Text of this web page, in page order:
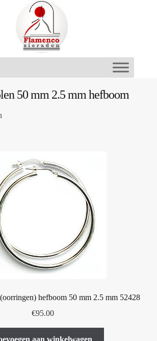
50 mm 2.5 mm hefboom
hefboom 50 mm 2.5 mm 52428
€95.00
aan winkelwagen